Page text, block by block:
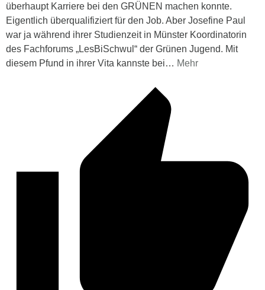
überhaupt Karriere bei den GRÜNEN machen konnte.
Eigentlich überqualifiziert für den Job. Aber Josefine Paul
war ja während ihrer Studienzeit in Münster Koordinatorin
des Fachforums „LesBiSchwul“ der Grünen Jugend. Mit
diesem Pfund in ihrer Vita kannste bei… Mehr